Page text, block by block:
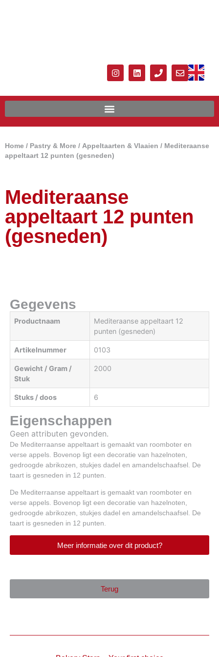
Home / Pastry & More / Appeltaarten & Vlaaien / Mediteraanse
appeltaart 12 punten (gesneden)
Mediteraanse
appeltaart 12 punten
(gesneden)
Gegevens
Productnaam
Mediteraanse appeltaart 12
punten (gesneden)
Artikelnummer 0103
Gewicht / Gram /
Stuk
2000
Stuks / doos 6
Eigenschappen
Geen attributen gevonden.
De Mediterraanse appeltaart is gemaakt van roomboter en
verse appels. Bovenop ligt een decoratie van hazelnoten,
gedroogde abrikozen, stukjes dadel en amandelschaafsel. De
taart is gesneden in 12 punten.
De Mediterraanse appeltaart is gemaakt van roomboter en
verse appels. Bovenop ligt een decoratie van hazelnoten,
gedroogde abrikozen, stukjes dadel en amandelschaafsel. De
taart is gesneden in 12 punten.
Meer informatie over dit product?
Terug